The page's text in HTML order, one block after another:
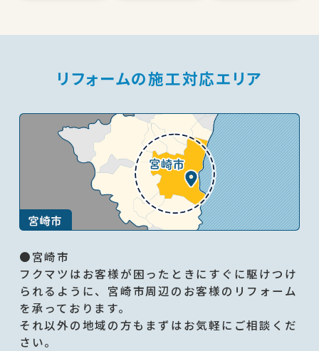
リフォームの施工対応エリア
●宮崎市
フクマツはお客様が困ったときにすぐに駆けつけ
られるように、宮崎市周辺のお客様のリフォーム
を承っております。
それ以外の地域の方もまずはお気軽にご相談くだ
さい。